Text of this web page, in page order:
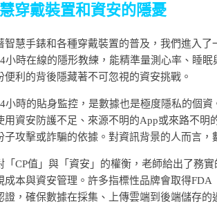
穿戴裝置和資安的隱憂
智慧手錶和各種穿戴裝置的普及，我們進入
小時在線的隱形教練，能精準量測心率、睡
便利的背後隱藏著不可忽視的資安挑戰。
小時的貼身監控，是數據也是極度隱私的個
用資安防護不足、來源不明的App或來路不
子攻擊或詐騙的依據。對資訊背景的人而言，
「CP值」與「資安」的權衡，老師給出了務
成本與資安管理。許多指標性品牌會取得
證，確保數據在採集、上傳雲端到後端儲存的